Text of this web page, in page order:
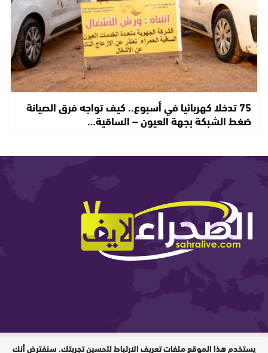
75 تدخلا كهربائيا في أسبوع.. كيف تواجه فرق الصيانة
ضغط الشبكة بجهة العيون – الساقية…
المدير المسؤول : ابيبك المحفوظ / جميع
يستخدم هذا الموقع ملفات تعريف الارتباط لتحسين تجربتك. سنفترض أنك